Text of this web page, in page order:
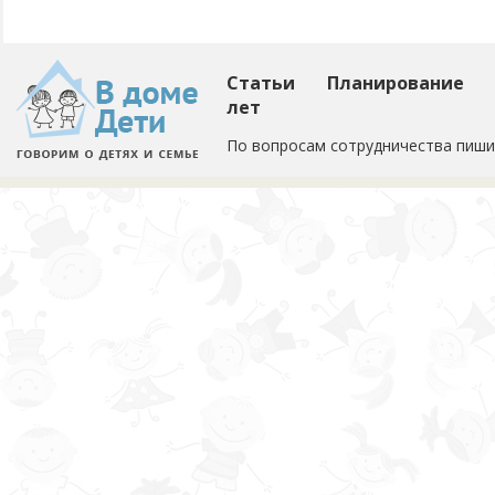
Статьи
Планирование
лет
По вопросам сотрудничества